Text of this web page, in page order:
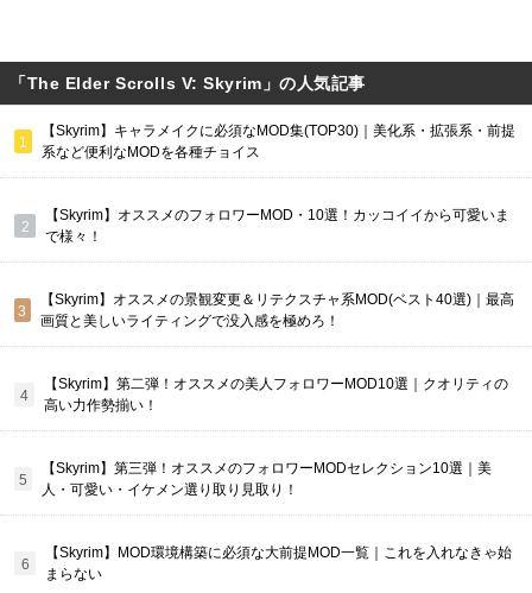
「The Elder Scrolls V: Skyrim」の人気記事
【Skyrim】キャラメイクに必須なMOD集(TOP30)｜美化系・拡張系・前提
系など便利なMODを各種チョイス
【Skyrim】オススメのフォロワーMOD・10選！カッコイイから可愛いま
で様々！
【Skyrim】オススメの景観変更＆リテクスチャ系MOD(ベスト40選)｜最高
画質と美しいライティングで没入感を極めろ！
【Skyrim】第二弾！オススメの美人フォロワーMOD10選｜クオリティの
高い力作勢揃い！
【Skyrim】第三弾！オススメのフォロワーMODセレクション10選｜美
人・可愛い・イケメン選り取り見取り！
【Skyrim】MOD環境構築に必須な大前提MOD一覧｜これを入れなきゃ始
まらない